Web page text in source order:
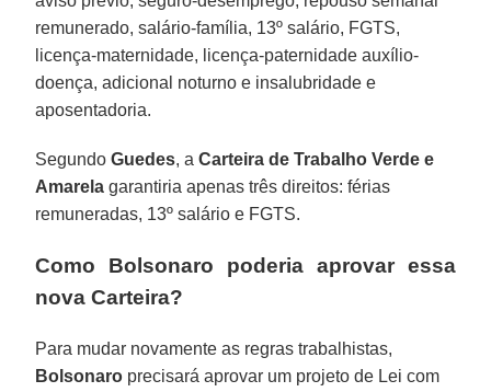
remunerado, salário-família, 13º salário, FGTS,
licença-maternidade, licença-paternidade auxílio-
doença, adicional noturno e insalubridade e
aposentadoria.
SegundoGuedes, aCarteira de Trabalho Verde e
Amarela garantiria apenas três direitos: férias
remuneradas, 13º salário e FGTS.
Como Bolsonaro poderia aprovar essa
nova Carteira?
Para mudar novamente as regras trabalhistas,
Bolsonaro precisará aprovar um projeto de Lei com